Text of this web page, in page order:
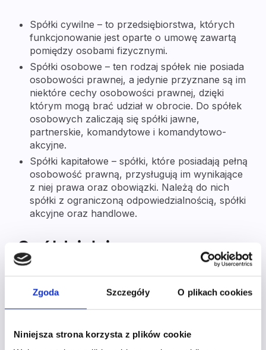
Zgoda Szczegóły O plikach cookies
Niniejsza strona korzysta z plików cookie
Spółki cywilne – to przedsiębiorstwa, których
funkcjonowanie jest oparte o umowę zawartą
pomiędzy osobami fizycznymi.
Spółki osobowe – ten rodzaj spółek nie posiada
osobowości prawnej, a jedynie przyznane są im
niektóre cechy osobowości prawnej, dzięki
którym mogą brać udział w obrocie. Do spółek
osobowych zaliczają się spółki jawne,
partnerskie, komandytowe i komandytowo-
akcyjne.
Spółki kapitałowe – spółki, które posiadają pełną
osobowość prawną, przysługują im wynikające
z niej prawa oraz obowiązki. Należą do nich
spółki z ograniczoną odpowiedzialnością, spółki
akcyjne oraz handlowe.
Spółdzielnie
prowadzą działalność gospodarczą w interesie
swoich członków. Wyróżniamy spółdzielnie
przykładem są spółdzielnie mieszkaniowe, a także